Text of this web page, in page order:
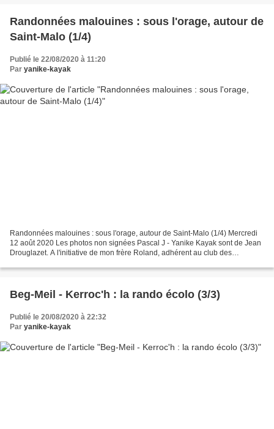
Randonnées malouines : sous l'orage, autour de
Saint-Malo (1/4)
Publié le 22/08/2020 à 11:20
Par yanike-kayak
Randonnées malouines : sous l'orage, autour de Saint-Malo (1/4) Mercredi
12 août 2020 Les photos non signées Pascal J - Yanike Kayak sont de Jean
Drouglazet. A l'initiative de mon frère Roland, adhérent au club des
Beg-Meil - Kerroc'h : la rando écolo (3/3)
Publié le 20/08/2020 à 22:32
Par yanike-kayak